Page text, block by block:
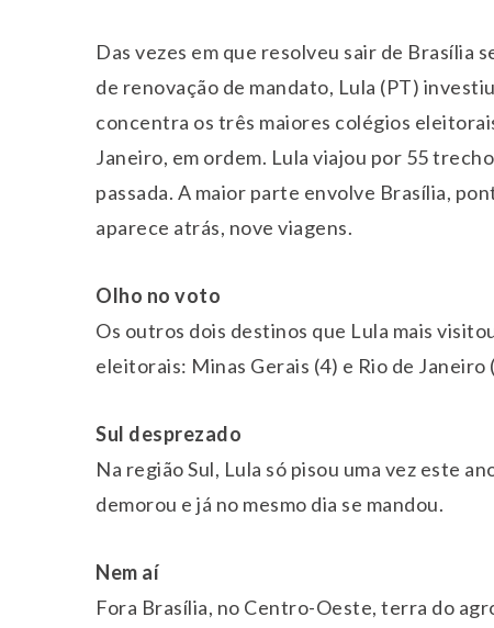
Das vezes em que resolveu sair de Brasília
de renovação de mandato, Lula (PT)
concentra os três maiores colégios
Janeiro, em ordem. Lula viajou por 55
passada. A maior parte envolve Brasília,
aparece atrás, nove viagens.
Olho no voto
Os outros dois destinos que Lula mais
eleitorais: Minas Gerais (4) e Rio de Janeiro
Sul desprezado
Na região Sul, Lula só pisou uma vez este
demorou e já no mesmo dia se mandou.
Nem aí
Fora Brasília, no Centro-Oeste, terra do